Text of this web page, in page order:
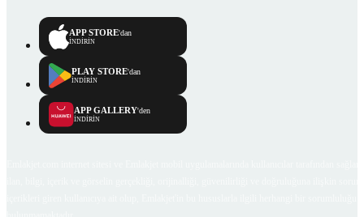
APP STORE'dan
İNDİRİN
PLAY STORE'dan
İNDİRİN
APP GALLERY'den
İNDİRİN